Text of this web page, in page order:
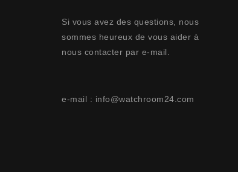
Si vous avez des questions, nous
sommes heureux de vous aider à
nous contacter par e-mail.
e-mail : info@watchroom24.com